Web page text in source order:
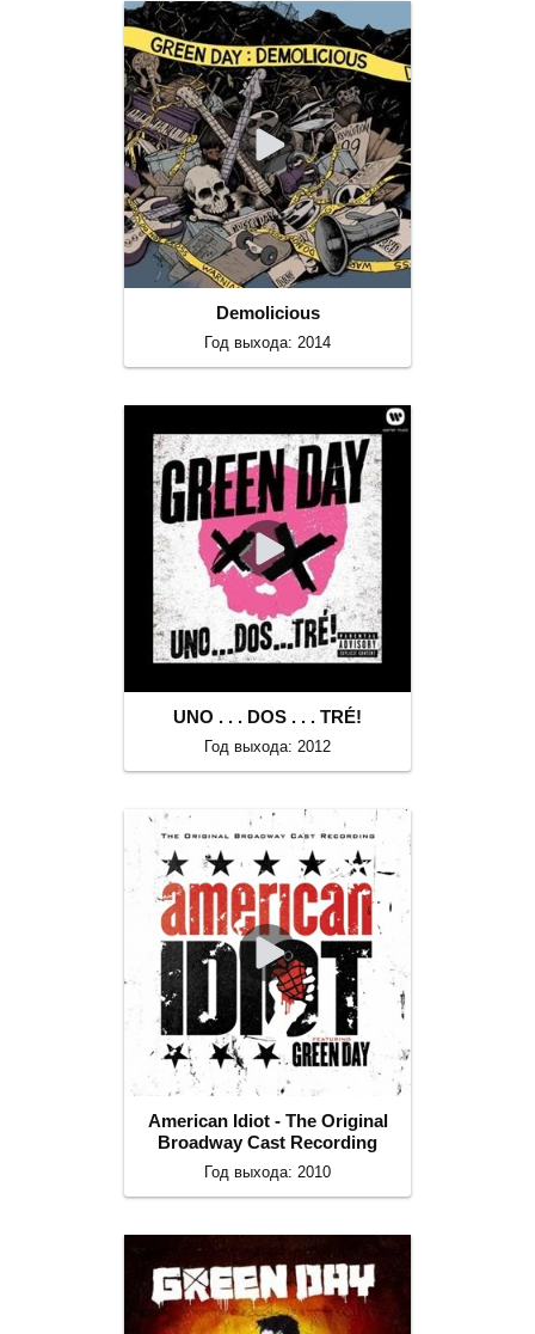
Demolicious
Год выхода: 2014
UNO . . . DOS . . . TRÉ!
Год выхода: 2012
American Idiot - The Original
Broadway Cast Recording
Год выхода: 2010